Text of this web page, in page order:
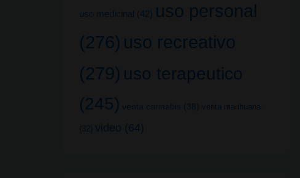
uso medicinal (42) uso personal
(276) uso recreativo
(279) uso terapeutico
(245) venta cannabis (38) venta marihuana
(32) video (64)